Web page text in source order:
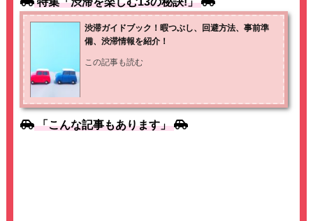
o
k
n
渋滞ガイドブック！暇つぶし、回避方法、事前準
備、渋滞情報を紹介！
この記事も読む
「こんな記事もあります」